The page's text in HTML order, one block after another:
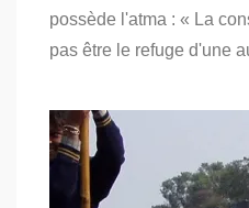
possède l'atma : « La
pas être le refuge d'une